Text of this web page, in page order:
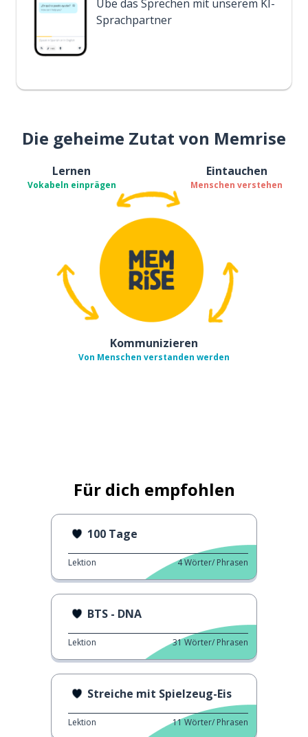
Übe das Sprechen mit unserem KI-
Sprachpartner
Die geheime Zutat von Memrise
Lernen
Vokabeln einprägen
Eintauchen
Menschen verstehen
Kommunizieren
Von Menschen verstanden werden
Für dich empfohlen
100 Tage
Lektion 4Wörter/ Phrasen
BTS - DNA
Lektion 31Wörter/ Phrasen
Streiche mit Spielzeug-Eis
Lektion 11Wörter/ Phrasen